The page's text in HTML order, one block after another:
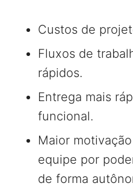
Custos de
Fluxos de
rápidos.
Entrega mais
funcional.
Maior
equipe por
de forma